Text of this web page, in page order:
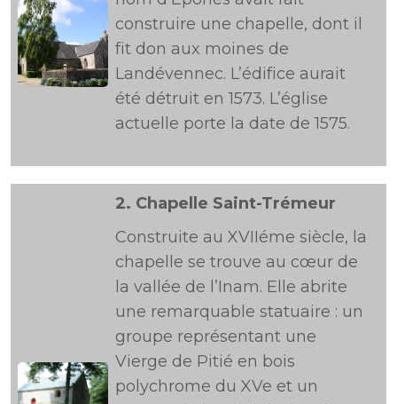
construire une chapelle, dont il
fit don aux moines de
Landévennec. L’édifice aurait
été détruit en 1573. L’église
actuelle porte la date de 1575.
2. Chapelle Saint-Trémeur
Construite au XVIIéme siècle, la
chapelle se trouve au cœur de
la vallée de l’Inam. Elle abrite
une remarquable statuaire : un
groupe représentant une
Vierge de Pitié en bois
polychrome du XVe et un